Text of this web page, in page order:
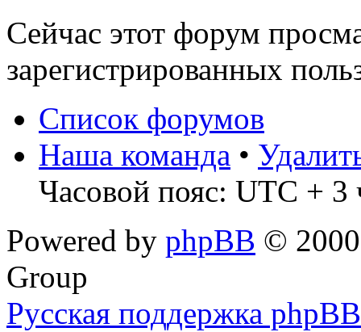
Сейчас этот форум
зарегистрированных
Список форумов
Наша команда •
Часовой пояс: UTC + 3
Powered by phpBB ©
Group
Русская поддержка phpBB